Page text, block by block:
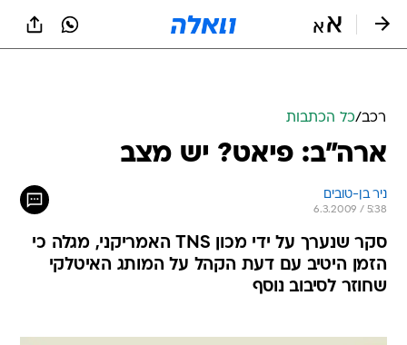
רכב/כל הכתבות
ארה"ב: פיאט? יש מצב
ניר בן-טובים
6.3.2009 / 5:38
סקר שנערך על ידי מכון TNS האמריקני, מגלה כי
הזמן היטיב עם דעת הקהל על המותג האיטלקי
שחוזר לסיבוב נוסף